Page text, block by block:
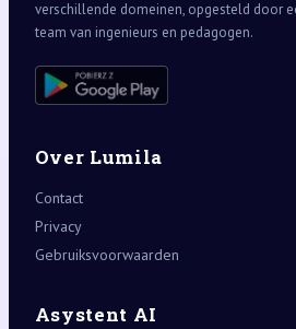
verschillende domeinen, opgesteld door
team van ingenieurs en pedagogen.
Over Lumila
Contact
Privacy
Gebruiksvoorwaarden
Asystent AI